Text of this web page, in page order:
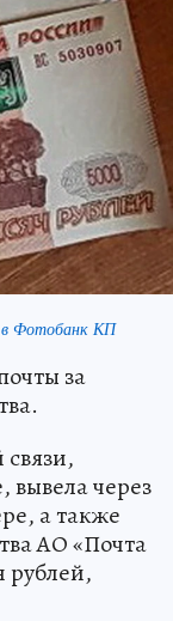
Фотобанк КП
за
вывела через
а также
АО «Почта
рублей,